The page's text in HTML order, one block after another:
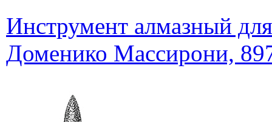
Инструмент алмазный
Доменико Массирони,